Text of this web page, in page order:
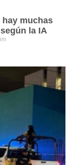
hay muchas
la IA